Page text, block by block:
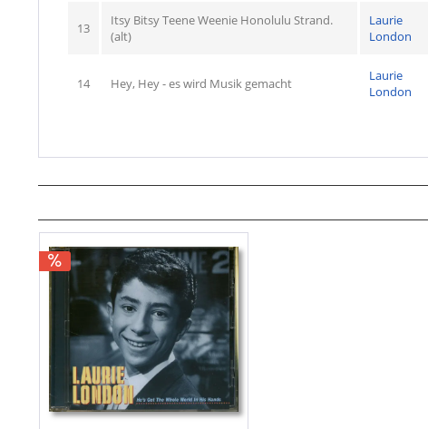
13
Itsy Bitsy Teene Weenie Honolulu Strand.
(alt)
Laurie
London
14 Hey, Hey - es wird Musik gemacht
Laurie
London